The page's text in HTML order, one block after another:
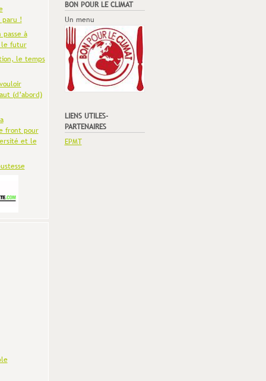
paru !
passe à
le futur
le temps
(d’abord)
front pour
et le
BON POUR LE CLIMAT
Un menu
LIENS UTILES-
PARTENAIRES
EPMT